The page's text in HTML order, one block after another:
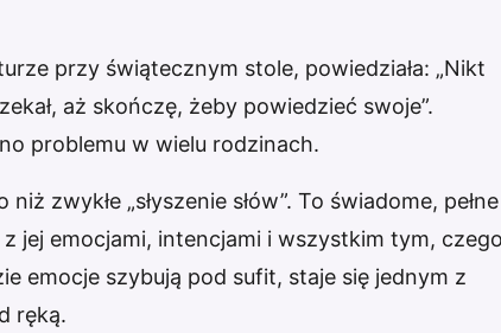
przy świątecznym stole, powiedziała: „Nikt
aż skończę, żeby powiedzieć swoje”.
problemu w wielu rodzinach.
zwykłe „słyszenie słów”. To świadome, pełne
jej emocjami, intencjami i wszystkim tym, czego
emocje szybują pod sufit, staje się jednym z
ręką.